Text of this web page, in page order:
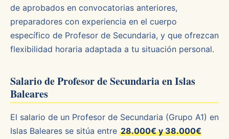
de aprobados en convocatorias anteriores,
preparadores con experiencia en el cuerpo
específico de Profesor de Secundaria, y que ofrezcan
flexibilidad horaria adaptada a tu situación personal.
Salario de Profesor de Secundaria en Islas
Baleares
El salario de un Profesor de Secundaria (Grupo A1) en
Islas Baleares se sitúa entre 28.000€ y 38.000€